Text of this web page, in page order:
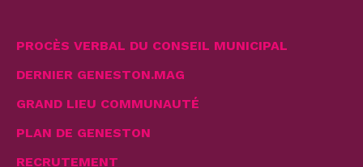
PROCÈS VERBAL DU CONSEIL MUNICIPAL
DERNIER GENESTON.MAG
GRAND LIEU COMMUNAUTÉ
PLAN DE GENESTON
RECRUTEMENT